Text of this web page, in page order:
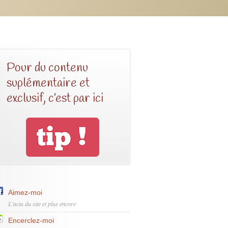
Pour du contenu
suplémentaire et
exclusif, c’est par ici
Aimez-moi
L'actu du site et plus encore
Encerclez-moi